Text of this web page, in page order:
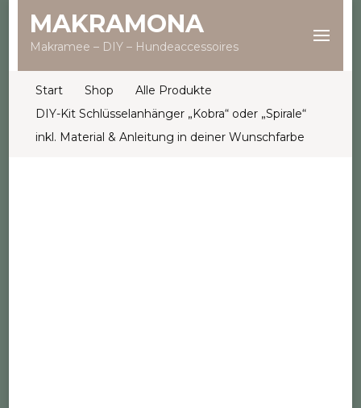
MAKRAMONA
Makramee – DIY – Hundeaccessoires
Start Shop
Alle Produkte
DIY-Kit Schlüsselanhänger „Kobra“ oder „Spirale“
inkl. Material & Anleitung in deiner Wunschfarbe